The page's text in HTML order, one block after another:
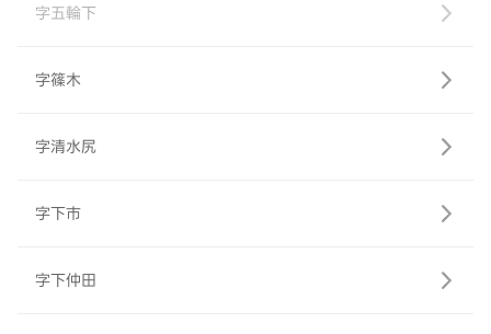
字五輪下
字篠木
字清水尻
字下市
字下仲田